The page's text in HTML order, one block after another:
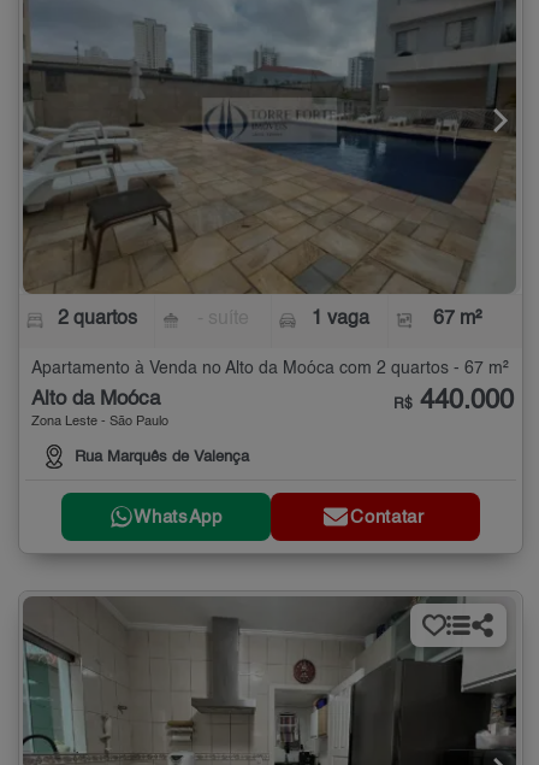
2 quartos 1 vaga 67 m²
Apartamento à Venda no Alto da Moóca com 2 quartos - 67 m²
Alto da Moóca
Zona Leste - São Paulo
Rua Marquês de Valença
R$ 440.000
WhatsApp Contatar